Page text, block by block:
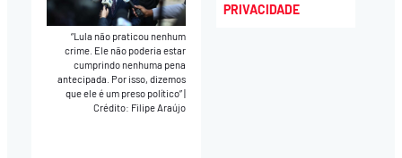
“Lula não praticou nenhum
crime. Ele não poderia estar
cumprindo nenhuma pena
antecipada. Por isso, dizemos
que ele é um preso político”|
Crédito: Filipe Araújo
PRIVACIDADE